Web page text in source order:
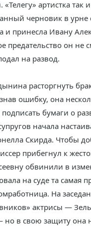
«Телегу» артистка так
черновик в урне
и принесла Ивану
предательство он не
на развод.
расторгнуть
ошибку, она
бумаги о
начала
Скирда. Чтобы
прибегнул к
обвинили в
на суде та самая
На
актрисы —
в свою защиту она